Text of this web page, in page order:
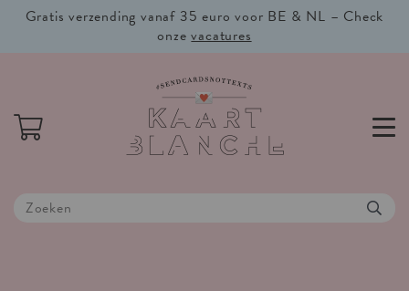
Gratis verzending vanaf 35 euro voor BE & NL – Check
onzevacatures